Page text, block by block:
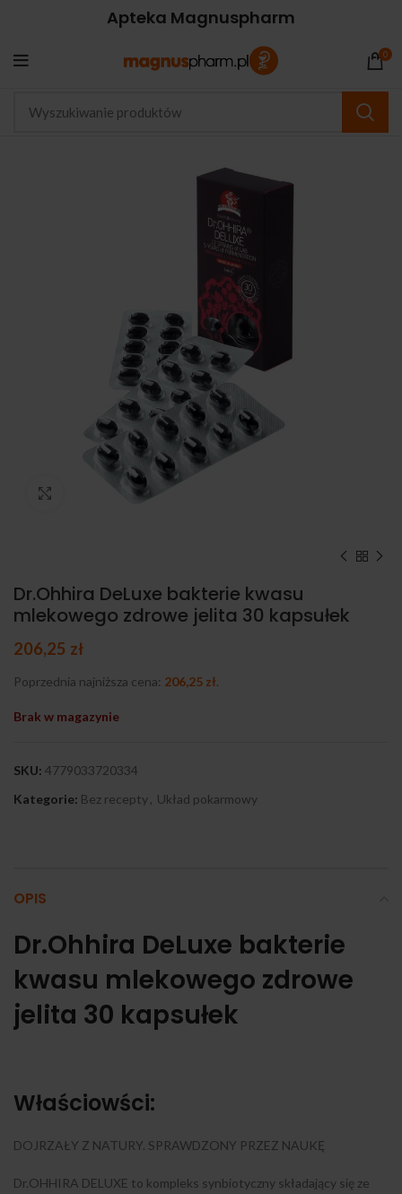
Apteka Magnuspharm
0
Kliknij, aby powiększyć
Dr.Ohhira DeLuxe bakterie kwasu
mlekowego zdrowe jelita 30 kapsułek
206,25 zł
Poprzednia najniższa cena: 206,25 zł.
Brak w magazynie
SKU: 4779033720334
Kategorie: Bez recepty Układ pokarmowy
OPIS
Dr.Ohhira DeLuxe bakterie
kwasu mlekowego zdrowe
jelita 30 kapsułek
Właściowści:
DOJRZAŁY Z NATURY. SPRAWDZONY PRZEZ NAUKĘ
Dr.OHHIRA DELUXE to kompleks synbiotyczny składający się ze